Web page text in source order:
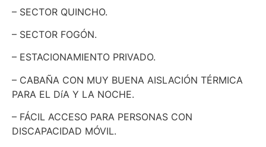
– SECTOR QUINCHO.
– SECTOR FOGÓN.
– ESTACIONAMIENTO PRIVADO.
– CABAÑA CON MUY BUENA AISLACIÓN TÉRMICA
PARA EL DíA Y LA NOCHE.
– FÁCIL ACCESO PARA PERSONAS CON
DISCAPACIDAD MÓVIL.